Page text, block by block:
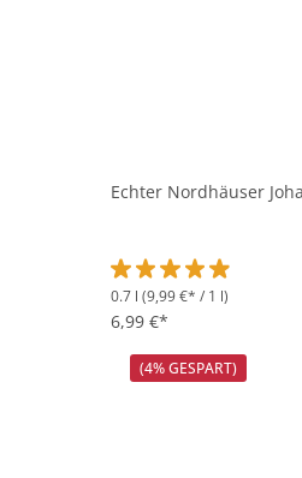
Echter Nordhäuser
Durchschnittliche
0.7 l (9,99 €* / 1 l)
6,99 €*
(4% GESPART)